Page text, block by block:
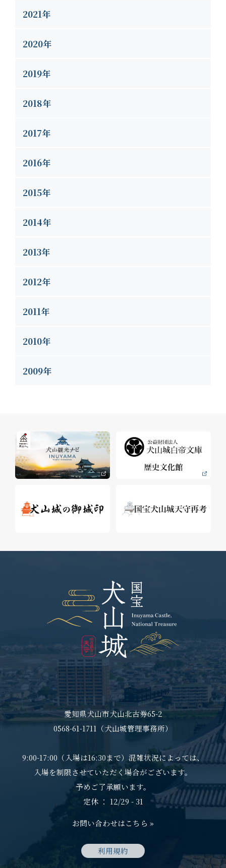
2021年
2020年
2019年
2018年
2017年
2016年
2015年
2014年
2013年
2012年
2011年
2010年
2009年
愛知県犬山市犬山北古券65-2
0568-61-1711（犬山城管理事務所）
9:00-17:00（入場は16:30まで）混雑状況によっては、
入場を制限させていただく場合がございます。
予めご了承願います。
定休 ： 12/29 - 31
お問い合わせはこちら »
利用規約